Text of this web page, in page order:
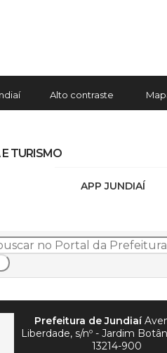
Alto contraste
APP JUNDIAÍ
TURISMO
Prefeitura de Jundiaí
Liberdade, s/nº - Jardim
13214-900